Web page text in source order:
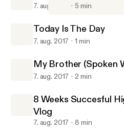
Gavin Chase Podcast
7. aug. 2017 5 min
Today Is The Day
7. aug. 2017 1 min
My Brother (Spoken
7. aug. 2017 2 min
8 Weeks Succesful
Vlog
7. aug. 2017 8 min